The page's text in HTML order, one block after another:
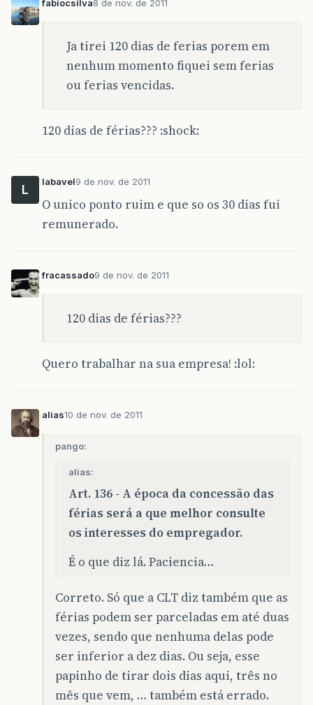
fabiocsilva8 de nov. de 2011
Ja tirei 120 dias de ferias porem em
nenhum momento fiquei sem ferias
ou ferias vencidas.
120 dias de férias??? :shock:
L
labavel9 de nov. de 2011
O unico ponto ruim e que so os 30 dias fui
remunerado.
fracassado9 de nov. de 2011
120 dias de férias???
Quero trabalhar na sua empresa! :lol:
alias10 de nov. de 2011
pango:
alias:
Art. 136 - A época da concessão das
férias será a que melhor consulte
os interesses do empregador.
É o que diz lá. Paciencia…
Correto. Só que a CLT diz também que as
férias podem ser parceladas em até duas
vezes, sendo que nenhuma delas pode
ser inferior a dez dias. Ou seja, esse
papinho de tirar dois dias aqui, três no
mês que vem, … também está errado.